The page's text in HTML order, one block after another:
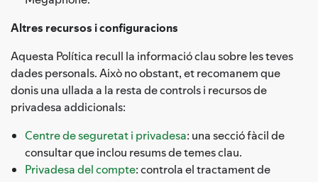
Altres recursos i configuracions
Aquesta Política recull la informació clau sobre les teves
dades personals. Això no obstant, et recomanem que
donis una ullada a la resta de controls i recursos de
privadesa addicionals:
Centre de seguretat i privadesa: una secció fàcil de
consultar que inclou resums de temes clau.
Privadesa del compte: controla el tractament de